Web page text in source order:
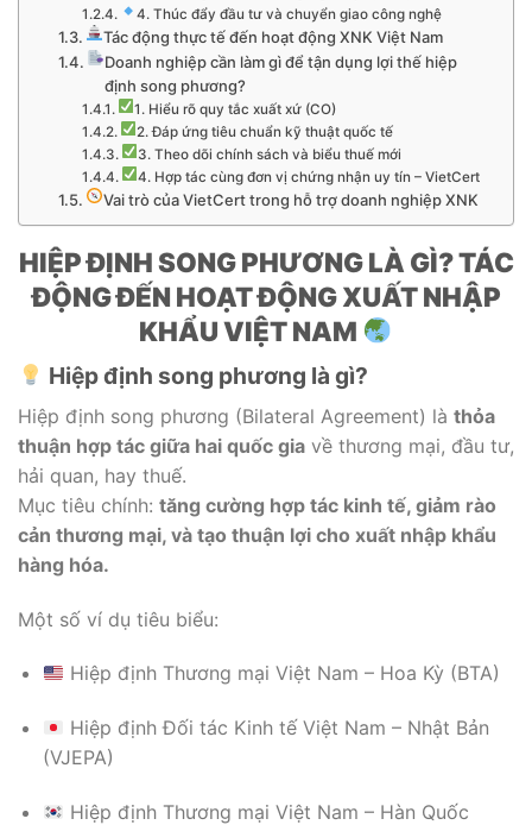
4. Thúc đẩy đầu tư và chuyển giao công nghệ
Tác động thực tế đến hoạt động XNK Việt Nam
Doanh nghiệp cần làm gì để tận dụng lợi thế hiệp
định song phương?
1. Hiểu rõ quy tắc xuất xứ (CO)
2. Đáp ứng tiêu chuẩn kỹ thuật quốc tế
3. Theo dõi chính sách và biểu thuế mới
4. Hợp tác cùng đơn vị chứng nhận uy tín – VietCert
Vai trò của VietCert trong hỗ trợ doanh nghiệp XNK
HIỆP ĐỊNH SONG PHƯƠNG LÀ GÌ? TÁC
ĐỘNG ĐẾN HOẠT ĐỘNG XUẤT NHẬP
KHẨU VIỆT NAM
Hiệp định song phương là gì?
Hiệp định song phương (Bilateral Agreement) là thỏa
thuận hợp tác giữa hai quốc gia về thương mại, đầu tư,
hải quan, hay thuế.
Mục tiêu chính: tăng cường hợp tác kinh tế, giảm rào
cản thương mại, và tạo thuận lợi cho xuất nhập khẩu
hàng hóa.
Một số ví dụ tiêu biểu:
Hiệp định Thương mại Việt Nam – Hoa Kỳ (BTA)
Hiệp định Đối tác Kinh tế Việt Nam – Nhật Bản
(VJEPA)
Hiệp định Thương mại Việt Nam – Hàn Quốc